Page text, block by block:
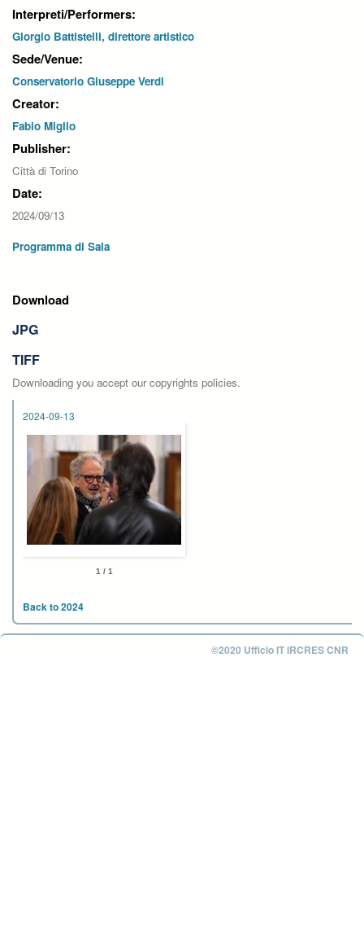
Interpreti/Performers:
Giorgio Battistelli, direttore artistico
Sede/Venue:
Conservatorio Giuseppe Verdi
Creator:
Fabio Miglio
Publisher:
Città di Torino
Date:
2024/09/13
Programma di Sala
Download
JPG
TIFF
Downloading you accept our copyrights policies.
2024-09-13
1 / 1
Back to 2024
©2020 Ufficio IT IRCRES CNR